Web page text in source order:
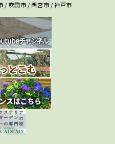
/ 吹田市 / 西宮市 / 神戸市